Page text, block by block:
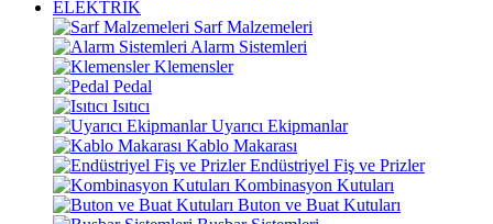
ELEKTRİK
Sarf Malzemeleri
Alarm Sistemleri
Klemensler
Pedal
Isıtıcı
Uyarıcı Ekipmanlar
Kablo Makarası
Endüstriyel Fiş ve Prizler
Kombinasyon Kutuları
Buton ve Buat Kutuları